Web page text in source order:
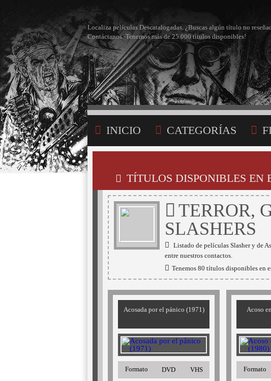
Localiza películas Descatalogadas. ¿Buscas algún título no
Contáctanos -Tenemos más de 25.000 títulos disponibles!
INICIO CATEGORÍAS
TÍTULOS DISPONIBLES EN
TERROR,
SLASHERS
Listado de películas Slasher y de
entre nuestros contactos.
Tenemos 80 títulos disponibles en
Acosada por el pánico (1971)
Formato DVD VHS
Acoso
Formato